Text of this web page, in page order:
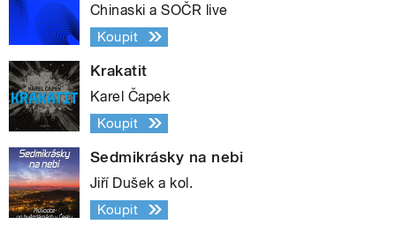
Chinaski a SOČR live
Koupit
Krakatit
Karel Čapek
Koupit
Sedmikrásky na nebi
Jiří Dušek a kol.
Koupit